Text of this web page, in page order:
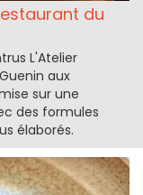
du
L'Atelier
aux
sur une
des formules
élaborés.